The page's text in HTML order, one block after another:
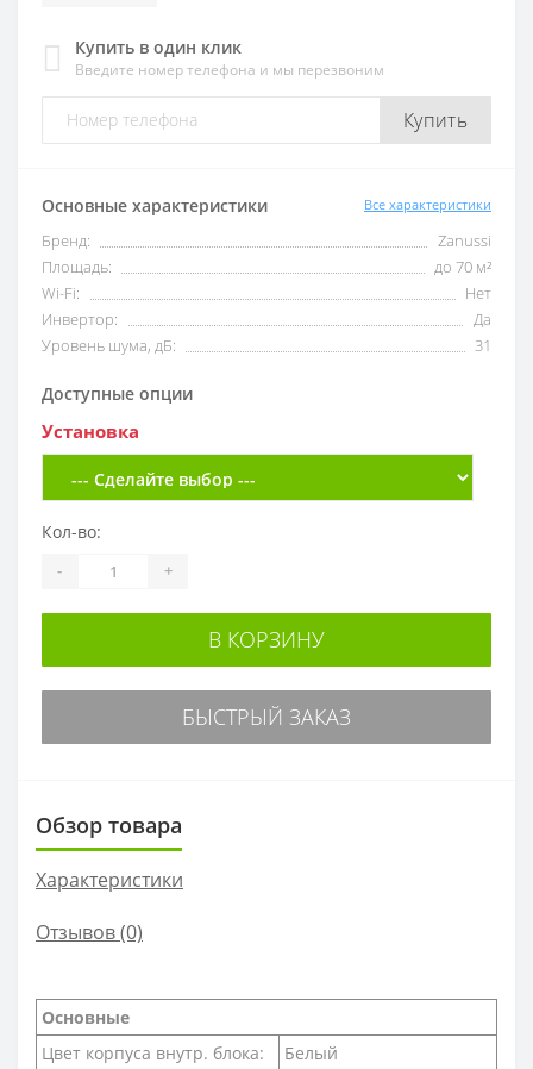
Купить в один клик
Введите номер телефона и мы перезвоним
Купить
Основные характеристики Все характеристики
Бренд:
Zanussi
Площадь:
до 70 м²
Wi-Fi:
Нет
Инвертор:
Да
Уровень шума, дБ:
31
Доступные опции
Установка
Кол-во:
- +
В КОРЗИНУ
БЫСТРЫЙ ЗАКАЗ
Обзор товара
Характеристики
Отзывов (0)
Основные
Цвет корпуса внутр. блока:
Белый